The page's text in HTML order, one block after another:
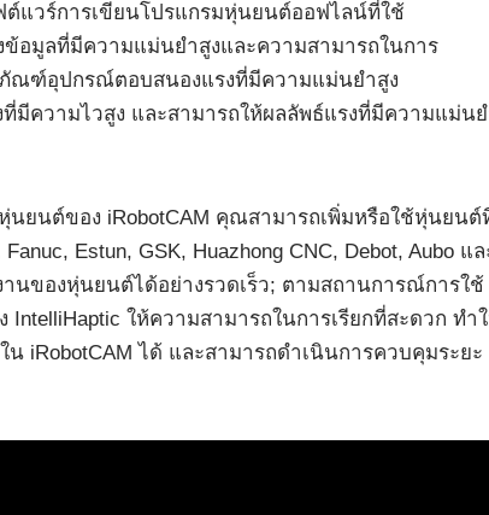
แวร์การเขียนโปรแกรมหุ่นยนต์ออฟไลน์ที่ใช้
อมูลที่มีความแม่นยำสูงและความสามารถในการ
ณฑ์อุปกรณ์ตอบสนองแรงที่มีความแม่นยำสูง
มีความไวสูง และสามารถให้ผลลัพธ์แรงที่มีความแม่น
นยนต์ของ iRobotCAM คุณสามารถเพิ่มหรือใช้หุ่นยนต์
Estun, GSK, Huazhong CNC, Debot, Aubo แล
นของหุ่นยนต์ได้อย่างรวดเร็ว; ตามสถานการณ์การใช้
ให้ความสามารถในการเรียกที่สะดวก ทำ
​​iRobotCAM ได้ และสามารถดำเนินการควบคุมระยะ